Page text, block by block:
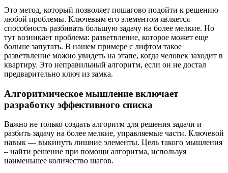
Это метод, который позволяет пошагово подойти к решению
любой проблемы. Ключевым его элементом является
способность разбивать большую задачу на более мелкие. Но
тут возникает проблема: разветвление, которое может еще
больше запутать. В нашем примере с лифтом такое
разветвление можно увидеть на этапе, когда человек заходит в
квартиру. Это неправильный алгоритм, если он не достал
предварительно ключ из замка.
Алгоритмическое мышление включает
разработку эффективного списка
Важно не только создать алгоритм для решения задачи и
разбить задачу на более мелкие, управляемые части. Ключевой
навык — выкинуть лишние элементы. Цель такого мышления
– найти решение при помощи алгоритма, используя
наименьшее количество шагов.